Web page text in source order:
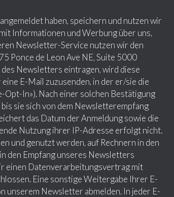
haben, speichern und nutzen wir
Informationen und Werbung über uns,
Newsletter-Service nutzen wir den
Ponce de Leon Ave NE, Suite 5000
Newsletters eintragen, wird diese
E-Mail zuzusenden, in der er/sie die
In»). Nach einer solchen Bestätigung
sie sich von dem Newsletterempfang
das Datum der Anmeldung sowie die
Nutzung ihrer IP-Adresse erfolgt nicht.
und genutzt werden, auf Rechnern in den
den Empfang unseres Newsletters
einen Datenverarbeitungsvertrag mit
Eine sonstige Weitergabe Ihrer E-
unserem Newsletter abmelden. In jeder E-